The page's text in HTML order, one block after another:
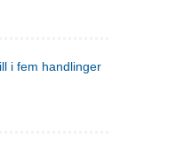
i fem handlinger